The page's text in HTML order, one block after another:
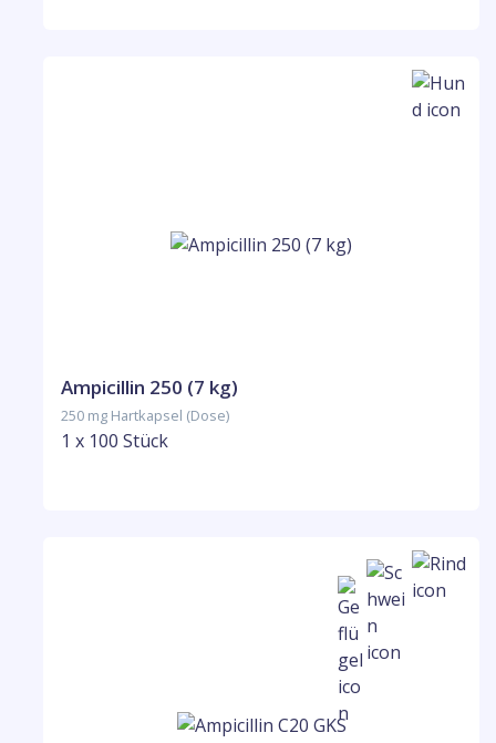
Ampicillin 250 (7 kg)
250 mg Hartkapsel (Dose)
1 x 100 Stück